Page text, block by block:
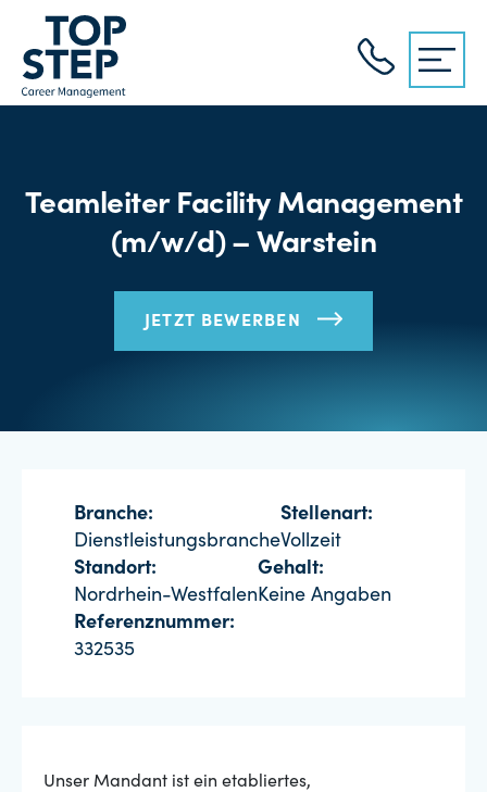
Teamleiter Facility Management
(m/w/d) – Warstein
JETZT BEWERBEN
Branche:
Dienstleistungsbranche
Stellenart:
Vollzeit
Standort:
Nordrhein-Westfalen
Gehalt:
Keine Angaben
Referenznummer:
332535
Unser Mandant ist ein etabliertes,